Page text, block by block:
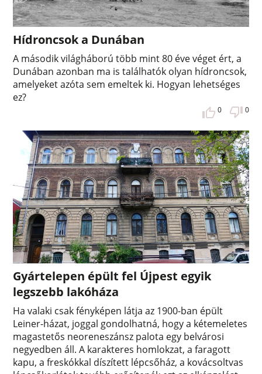
Hídroncsok a Dunában
A második világháború több mint 80 éve véget ért, a
Dunában azonban ma is találhatók olyan hídroncsok,
amelyeket azóta sem emeltek ki. Hogyan lehetséges
ez?
0 0
Gyártelepen épült fel Újpest egyik
legszebb lakóháza
Ha valaki csak fényképen látja az 1900-ban épült
Leiner-házat, joggal gondolhatná, hogy a kétemeletes
magastetős neoreneszánsz palota egy belvárosi
negyedben áll. A karakteres homlokzat, a faragott
kapu, a freskókkal díszített lépcsőház, a kovácsoltvas